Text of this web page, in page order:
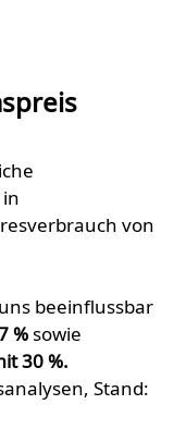
von
beeinflussbar
%sowie
30 %.
Stand: